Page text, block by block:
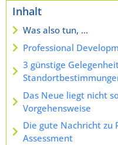
Inhalt
Was also tun, …
Professional
3 günstige
Das Neue liegt nicht
Vorgehensweise
Die gute Nachricht zu
Assessment